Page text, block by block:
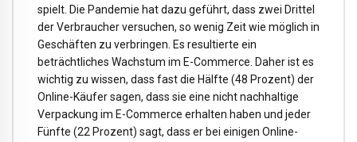
spielt. Die Pandemie hat dazu geführt, dass zwei Drittel
der Verbraucher versuchen, so wenig Zeit wie möglich in
Geschäften zu verbringen. Es resultierte ein
beträchtliches Wachstum im E-Commerce. Daher ist es
wichtig zu wissen, dass fast die Hälfte (48 Prozent) der
Online-Käufer sagen, dass sie eine nicht nachhaltige
Verpackung im E-Commerce erhalten haben und jeder
Fünfte (22 Prozent) sagt, dass er bei einigen Online-